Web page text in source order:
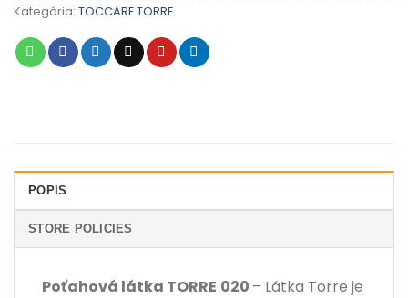
Kategória: TOCCARE TORRE
POPIS
STORE POLICIES
Poťahová látka TORRE 020 – Látka Torre je